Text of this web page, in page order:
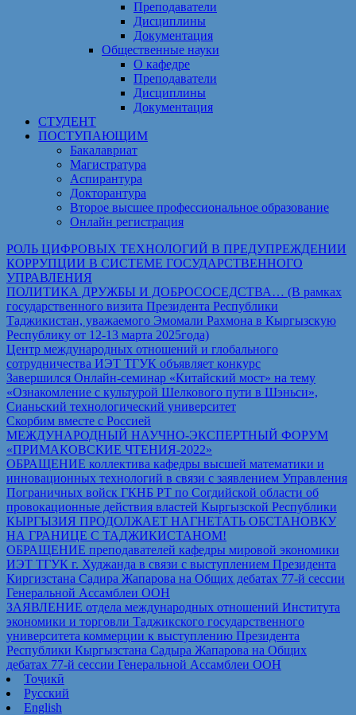
Преподаватели
Дисциплины
Документация
Общественные науки
О кафедре
Преподаватели
Дисциплины
Документация
СТУДЕНТ
ПОСТУПАЮЩИМ
Бакалавриат
Магистратура
Аспирантура
Докторантура
Второе высшее профессиональное образование
Онлайн регистрация
РОЛЬ ЦИФРОВЫХ ТЕХНОЛОГИЙ В ПРЕДУПРЕЖДЕНИИ
КОРРУПЦИИ В СИСТЕМЕ ГОСУДАРСТВЕННОГО
УПРАВЛЕНИЯ
ПОЛИТИКА ДРУЖБЫ И ДОБРОСОСЕДСТВА… (В рамках
государственного визита Президента Республики
Таджикистан, уважаемого Эмомали Рахмона в Кыргызскую
Республику от 12-13 марта 2025года)
Центр международных отношений и глобального
сотрудничества ИЭТ ТГУК объявляет конкурс
Завершился Онлайн-семинар «Китайский мост» на тему
«Ознакомление с культурой Шелкового пути в Шэньси»,
Сианьский технологический университет
Скорбим вместе с Россией
МЕЖДУНАРОДНЫЙ НАУЧНО-ЭКСПЕРТНЫЙ ФОРУМ
«ПРИМАКОВСКИЕ ЧТЕНИЯ-2022»
ОБРАЩЕНИЕ коллектива кафедры высшей математики и
инновационных технологий в связи с заявлением Управления
Пограничных войск ГКНБ РТ по Согдийской области об
провокационные действия властей Кыргызской Республики
КЫРГЫЗИЯ ПРОДОЛЖАЕТ НАГНЕТАТЬ ОБСТАНОВКУ
НА ГРАНИЦЕ С ТАДЖИКИСТАНОМ!
ОБРАЩЕНИЕ преподавателей кафедры мировой экономики
ИЭТ ТГУК г. Худжанда в связи с выступлением Президента
Киргизстана Садира Жапарова на Общих дебатах 77-й сессии
Генеральной Ассамблеи ООН
ЗАЯВЛЕНИЕ отдела международных отношений Института
экономики и торговли Таджикского государственного
университета коммерции к выступлению Президента
Республики Кыргызстана Садыра Жапарова на Общих
дебатах 77-й сессии Генеральной Ассамблеи ООН
Тоҷикӣ
Русский
English